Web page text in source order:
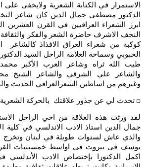
الاستمرار في الكتابة الشعرية ولايخفى على
الدكتور مصطفى جمال الدين كان شاعر
ابرز الشعراء العراقيين في القرن العشرين
النجف الاشرف حاضرة الشعر والفكر
كوكبة من شعراء العراق الافذاذ
الحبوبي وسماحة العلامة الراحل السيد
طيب الله ثراه وشاعر العرب الأكبر
والشاعر علي الشرقي والشاعر الشيخ
وغيرهم من اساطين الشعرالعراقي الحديث
□ تحدث لي عن جذور علاقتك بالحركة الشعرية
لقد ورثت هذه العلاقة من اخي الراحل
جمال الدين استاذ الادب الاندلسي في كلية
والذي عاش لسنوات طويلة في لبنان وتخرج
يوسف في بيروت في اواسط خمسينيات
اكمل الدكتورا بإختصاص الادب الأندلسي